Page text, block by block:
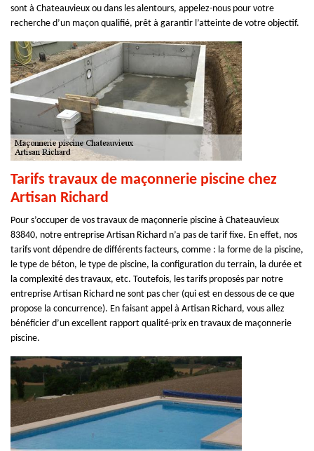
sont à Chateauvieux ou dans les alentours, appelez-nous pour votre
recherche d’un maçon qualifié, prêt à garantir l’atteinte de votre objectif.
Tarifs travaux de maçonnerie piscine chez
Artisan Richard
Pour s’occuper de vos travaux de maçonnerie piscine à Chateauvieux
83840, notre entreprise Artisan Richard n’a pas de tarif fixe. En effet, nos
tarifs vont dépendre de différents facteurs, comme : la forme de la piscine,
le type de béton, le type de piscine, la configuration du terrain, la durée et
la complexité des travaux, etc. Toutefois, les tarifs proposés par notre
entreprise Artisan Richard ne sont pas cher (qui est en dessous de ce que
propose la concurrence). En faisant appel à Artisan Richard, vous allez
bénéficier d’un excellent rapport qualité-prix en travaux de maçonnerie
piscine.